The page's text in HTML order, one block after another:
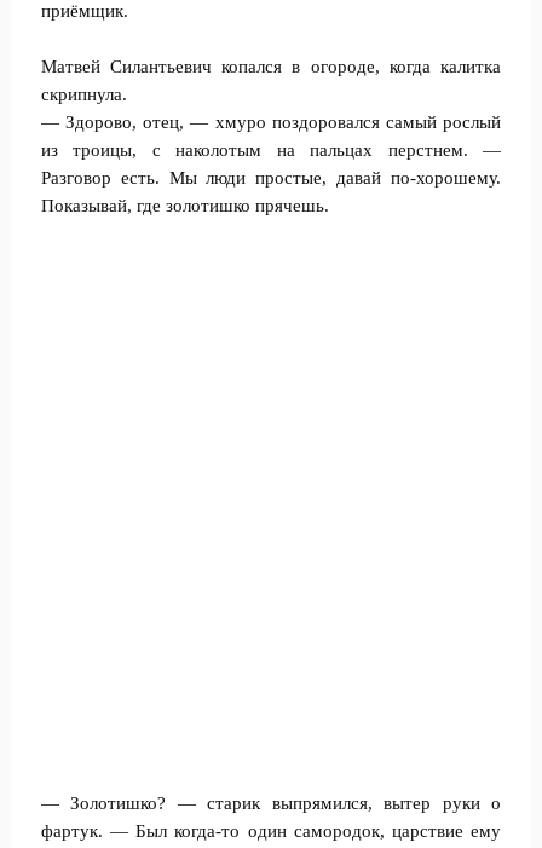
приёмщик.
Матвей Силантьевич копался в огороде, когда калитка
скрипнула.
— Здорово, отец, — хмуро поздоровался самый рослый
из троицы, с наколотым на пальцах перстнем. —
Разговор есть. Мы люди простые, давай по-хорошему.
Показывай, где золотишко прячешь.
— Золотишко? — старик выпрямился, вытер руки о
фартук. — Был когда-то один самородок, царствие ему